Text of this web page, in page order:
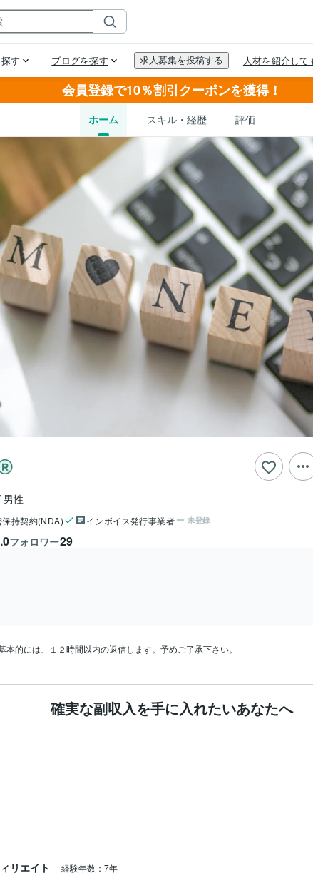
会員登録で10％割引クーポンを獲得！
ホーム スキル・経歴 評価
男性
保持契約(NDA) インボイス発行事業者 未登録
フォロワー29
的には、１２時間以内の返信します。予めご了承下さい。
確実な副収入を手に入れたいあなたへ
リエイト 経験年数：7年